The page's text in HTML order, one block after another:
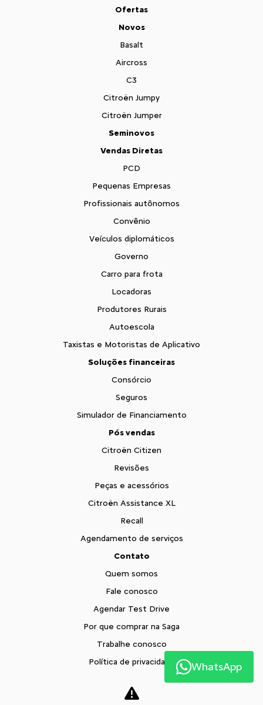
Ofertas
Novos
Basalt
Aircross
C3
Citroën Jumpy
Citroën Jumper
Seminovos
Vendas Diretas
PCD
Pequenas Empresas
Profissionais autônomos
Convênio
Veículos diplomáticos
Governo
Carro para frota
Locadoras
Produtores Rurais
Autoescola
Taxistas e Motoristas de Aplicativo
Soluções financeiras
Consórcio
Seguros
Simulador de Financiamento
Pós vendas
Citroën Citizen
Revisões
Peças e acessórios
Citroën Assistance XL
Recall
Agendamento de serviços
Contato
Quem somos
Fale conosco
Agendar Test Drive
Por que comprar na Saga
Trabalhe conosco
Política de privacidade
Blog
WhatsApp